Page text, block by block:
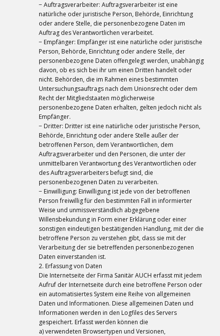
− Auftragsverarbeiter: Auftragsverarbeiter ist eine
natürliche oder juristische Person, Behörde, Einrichtung
oder andere Stelle, die personenbezogene Daten im
Auftrag des Verantwortlichen verarbeitet.
− Empfänger: Empfänger ist eine natürliche oder juristische
Person, Behörde, Einrichtung oder andere Stelle, der
personenbezogene Daten offengelegt werden, unabhängig
davon, ob es sich bei ihr um einen Dritten handelt oder
nicht. Behörden, die im Rahmen eines bestimmten
Untersuchungsauftrags nach dem Unionsrecht oder dem
Recht der Mitgliedstaaten möglicherweise
personenbezogene Daten erhalten, gelten jedoch nicht als
Empfänger.
− Dritter: Dritter ist eine natürliche oder juristische Person,
Behörde, Einrichtung oder andere Stelle außer der
betroffenen Person, dem Verantwortlichen, dem
Auftragsverarbeiter und den Personen, die unter der
unmittelbaren Verantwortung des Verantwortlichen oder
des Auftragsverarbeiters befugt sind, die
personenbezogenen Daten zu verarbeiten.
− Einwilligung: Einwilligung ist jede von der betroffenen
Person freiwillig für den bestimmten Fall in informierter
Weise und unmissverständlich abgegebene
Willensbekundung in Form einer Erklärung oder einer
sonstigen eindeutigen bestätigenden Handlung, mit der die
betroffene Person zu verstehen gibt, dass sie mit der
Verarbeitung der sie betreffenden personenbezogenen
Daten einverstanden ist.
2. Erfassung von Daten
Die Internetseite der Firma Sanitär AUCH erfasst mit jedem
Aufruf der Internetseite durch eine betroffene Person oder
ein automatisiertes System eine Reihe von allgemeinen
Daten und Informationen. Diese allgemeinen Daten und
Informationen werden in den Logfiles des Servers
gespeichert. Erfasst werden können die
a) verwendeten Browsertypen und Versionen,